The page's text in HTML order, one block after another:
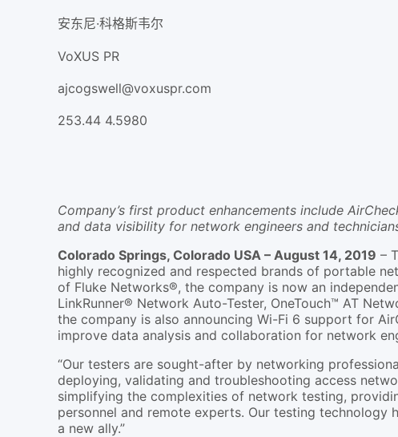
安东尼·科格斯韦尔
VoXUS PR
ajcogswell@voxuspr.com
253.44 4.5980
Company’s first product enhancements include
and data visibility for network engineers and
Colorado Springs, Colorado USA – August 14, 2019 –
highly recognized and respected brands of portable
of Fluke Networks®, the company is now an
LinkRunner® Network Auto-Tester, OneTouch™ AT
the company is also announcing Wi-Fi 6 support for
improve data analysis and collaboration for network
“Our testers are sought-after by networking
deploying, validating and troubleshooting access
simplifying the complexities of network testing,
personnel and remote experts. Our testing
a new ally.”